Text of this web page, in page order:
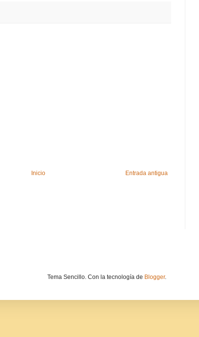
Entrada antigua
Inicio
Tema Sencillo. Con la tecnología de Blogger.